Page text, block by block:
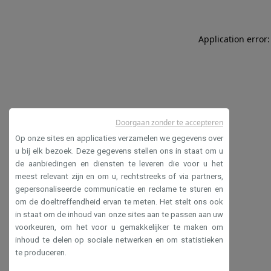
Application
Op onze sites en applicaties verzamelen we gegevens over
u bij elk bezoek. Deze gegevens stellen ons in staat om u
de aanbiedingen en diensten te leveren die voor u het
meest relevant zijn en om u, rechtstreeks of via partners,
gepersonaliseerde communicatie en reclame te sturen en
om de doeltreffendheid ervan te meten. Het stelt ons ook
in staat om de inhoud van onze sites aan te passen aan uw
voorkeuren, om het voor u gemakkelijker te maken om
inhoud te delen op sociale netwerken en om statistieken
te produceren.
Doorgaan zonder te accepteren